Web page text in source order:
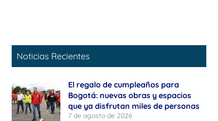
Noticias Recientes
El regalo de cumpleaños para
Bogotá: nuevas obras y espacios
que ya disfrutan miles de personas
7 de agosto de 2026